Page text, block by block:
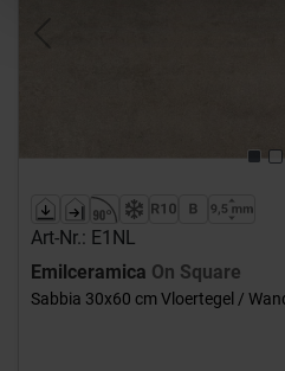
Art-Nr.: E1NL
Emilceramica On Square
Sabbia 30x60 cm Vloertegel /